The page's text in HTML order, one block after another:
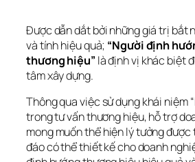
Được dẫn dắt bởi những giá trị bắt
và tính hiệu quả; “Người định
thương hiệu” là định vị khác biệt
tâm xây dựng.
Thông qua việc sử dụng khái niệm
trong tư vấn thương hiệu, hỗ trợ
mong muốn thể hiện lý tưởng
đáo có thể thiết kế cho doanh